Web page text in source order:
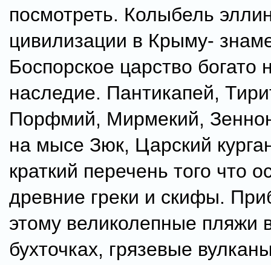
посмотреть. Колыбель
цивилизации в Крыму-
Боспорское царство богато
наследие. Пантикапей,
Порфмий, Мирмекий,
на мысе Зюк, Царский
краткий перечень того что
древние греки и скифы.
этому великолепные пляжи
бухточках, грязевые